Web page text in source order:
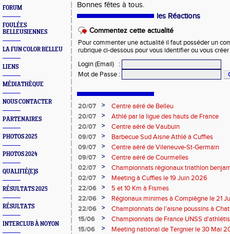
FORUM
FOULÉES
BELLEUSIENNES
LA FUN COLOR BELLEU
LIENS
MÉDIATHÈQUE
NOUS CONTACTER
PARTENAIRES
PHOTOS 2025
PHOTOS 2024
QUALIFIÉ(E)S
RÉSULTATS 2025
RÉSULTATS
INTERCLUB À NOYON
Bonnes fêtes à tous.
les Réactions
Commentez cette actualité
Pour commenter une actualité il faut posséder un
rubrique ci-dessous pour vous identifier ou vous
Login (Email)
:
Mot de Passe :
20/07 >
Centre aéré de Belleu
20/07
>
Athlé par la ligue des hauts de France
20/07
>
Centre aéré de Vaubuin
09/07
>
Barbecue Sud Aisne Athlé à Cuffies
09/07
>
Centre aéré de Vileneuve-St-Germain
09/07
>
Centre aéré de Courmelles
02/07
>
Championnats régionaux triathlon
2026
02/07 >
Meeting à Cuffies le 19 Juin 2026
22/06
>
5 et 10 Km à Fismes
22/06
>
Régionaux minimes à Compiègne le 21
22/06
>
Championnats de l'aisne poussins à
2026
15/06 >
Championnats de France UNSS
15/06
>
Meeting national de Tergnier le 30 Mai